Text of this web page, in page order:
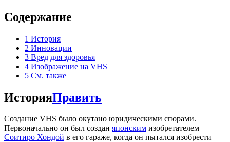
Содержание
1 История
2 Инновации
3 Вред для здоровья
4 Изображение на VHS
5 См. также
ИсторияПравить
Создание VHS было окутано юридическими спорами.
Первоначально он был создан японским изобретателем
Соитиро Хондой в его гараже, когда он пытался изобрести